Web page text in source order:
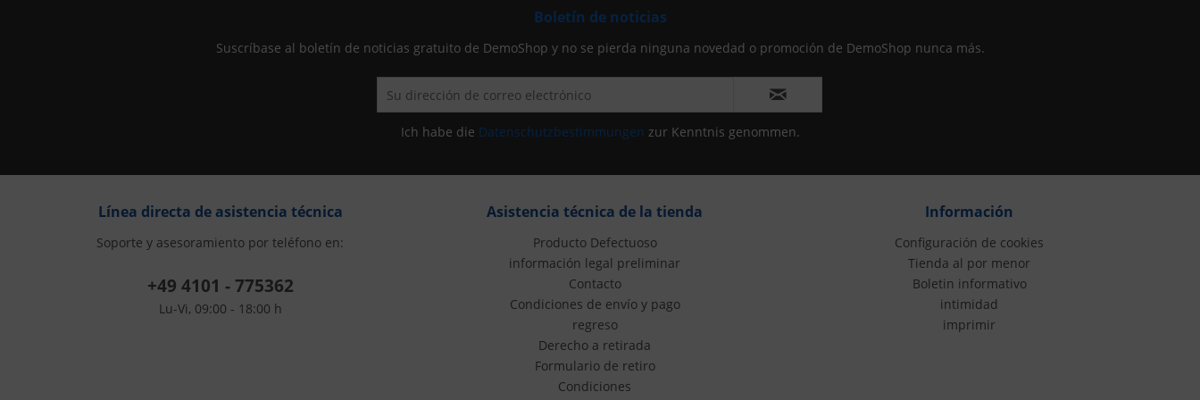
Línea directa de asistencia técnica
Soporte y asesoramiento por teléfono en:
+49 4101 - 775362
Lu-Vi, 09:00 - 18:00 h
Asistencia técnica de la tienda
Producto Defectuoso
información legal preliminar
Contacto
Condiciones de envío y pago
regreso
Derecho a retirada
Formulario de retiro
Condiciones
Información
Configuración de cookies
Tienda al por menor
Boletin informativo
intimidad
imprimir
Boletín de noticias
Suscríbase al boletín de noticias gratuito de DemoShop y no se pierda ninguna novedad o promoción de DemoShop nunca más.
Ich habe die Datenschutzbestimmungen zur Kenntnis genommen.